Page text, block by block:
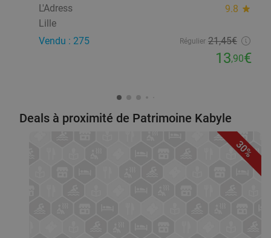
L'Adress
9.8 star
Lille
Vendu : 275
Régulier 21,45€
13,90€
Deals à proximité de Patrimoine Kabyle
30%